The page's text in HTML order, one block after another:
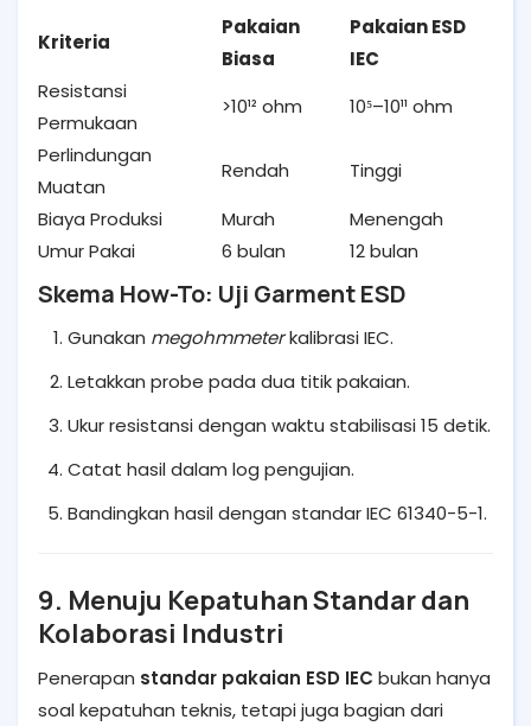
Kriteria
Pakaian
Biasa
Pakaian ESD
IEC
Resistansi
Permukaan
>10¹² ohm
10⁵–10¹¹ ohm
Perlindungan
Muatan
Rendah
Tinggi
Biaya Produksi
Murah
Menengah
Umur Pakai
6 bulan 12 bulan
Skema How-To: Uji Garment ESD
Gunakan megohmmeterkalibrasi IEC.
Letakkan probe pada dua titik pakaian.
Ukur resistansi dengan waktu stabilisasi 15 detik.
Catat hasil dalam log pengujian.
Bandingkan hasil dengan standar IEC 61340-5-1.
9. Menuju Kepatuhan Standar dan
Kolaborasi Industri
Penerapan standar pakaian ESD IEC bukan hanya
soal kepatuhan teknis, tetapi juga bagian dari